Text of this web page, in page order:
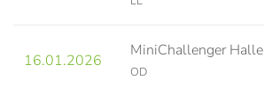
16.01.2026
MiniChallenger Halle
OD